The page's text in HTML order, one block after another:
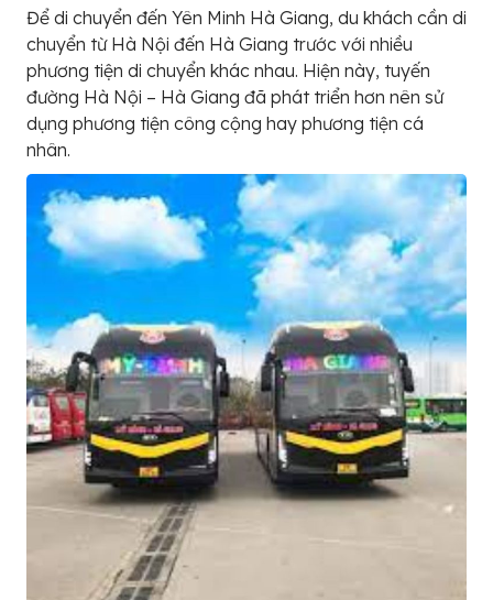
Để di chuyển đến Yên Minh Hà Giang, du khách cần di
chuyển từ Hà Nội đến Hà Giang trước với nhiều
phương tiện di chuyển khác nhau. Hiện này, tuyến
đường Hà Nội – Hà Giang đã phát triển hơn nên sử
dụng phương tiện công cộng hay phương tiện cá
nhân.